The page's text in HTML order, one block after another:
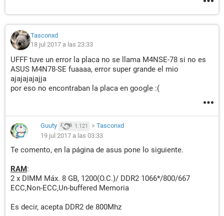
Tasconxd
18 jul 2017 a las 23:33
UFFF tuve un error la placa no se llama M4NSE-78 si no es
ASUS M4N78-SE fuaaaa, error super grande el mio
ajajajajajja
por eso no encontraban la placa en google :(
Guuty 1.121 > Tasconxd
19 jul 2017 a las 03:33
Te comento, en la página de asus pone lo siguiente.
RAM:
2 x DIMM Máx. 8 GB, 1200(O.C.)/ DDR2 1066*/800/667
ECC,Non-ECC,Un-buffered Memoria
Es decir, acepta DDR2 de 800Mhz